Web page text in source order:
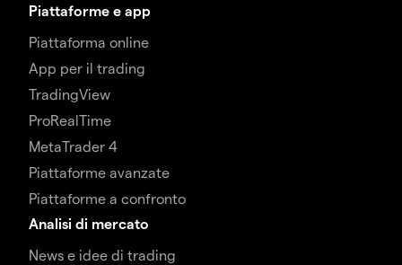
Piattaforme e app
Piattaforma online
App per il trading
TradingView
ProRealTime
MetaTrader 4
Piattaforme avanzate
Piattaforme a confronto
Analisi di mercato
News e idee di trading